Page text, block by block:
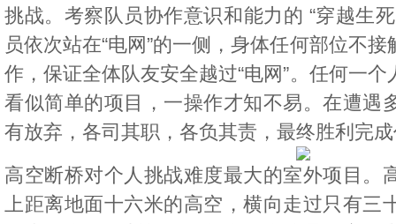
挑战。考察队员协作意识和能力的 “穿越生
员依次站在“电网”的一侧，身体任何部位不
作，保证全体队友安全越过“电网”。任何一
看似简单的项目，一操作才知不易。在遭遇
有放弃，各司其职，各负其责，最终胜利完
高空断桥对个人挑战难度最大的室外项目。
上距离地面十六米的高空，横向走过只有三